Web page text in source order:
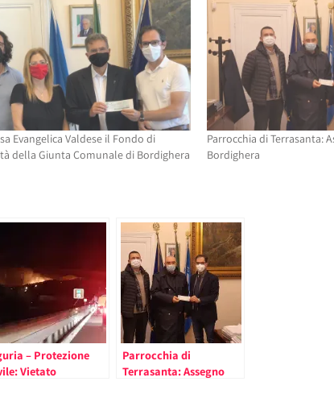
Evangelica Valdese il Fondo di
della Giunta Comunale di Bordighera
Parrocchia di Terrasanta:
Bordighera
– Protezione
Vietato
Parrocchia di
Terrasanta: Assegno